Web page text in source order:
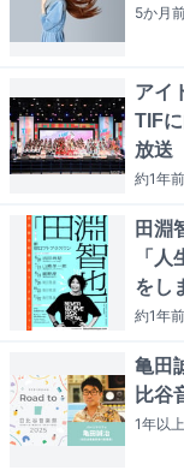
5か月
アイ
TIF
放送
約1年前
田淵
「
をし
約1年前
亀田
比谷
1年以上